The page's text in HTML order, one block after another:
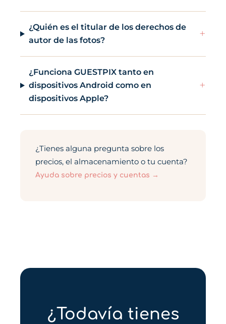
¿Quién es el titular de los derechos de
autor de las fotos?
+
¿Funciona GUESTPIX tanto en
dispositivos Android como en
dispositivos Apple?
+
¿Tienes alguna pregunta sobre los
precios, el almacenamiento o tu cuenta?
Ayuda sobre precios y cuentas →
¿Todavía tienes